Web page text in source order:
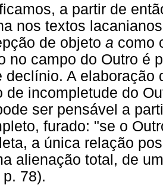
a partir de
nos textos
de objeto a como
no campo do Outro é
declínio. A
de incompletude do
ser pensável a
furado: "se o
a única relação
alienação total, de
78).